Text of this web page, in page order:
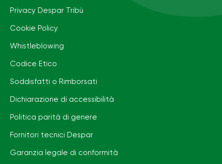
Privacy Despar Tribù
Cookie Policy
Whistleblowing
Codice Etico
Soddisfatti o Rimborsati
Dichiarazione di accessibilità
Politica parità di genere
Fornitori tecnici Despar
Garanzia legale di conformità